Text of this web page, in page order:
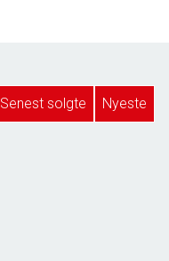
Senest solgte Nyeste